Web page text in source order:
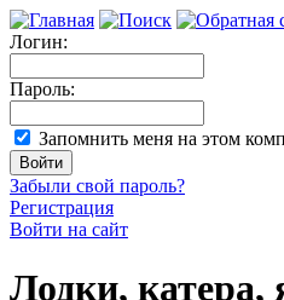
Логин:
Пароль:
Запомнить меня на этом
Забыли свой пароль?
Регистрация
Войти на сайт
Лодки, катера,